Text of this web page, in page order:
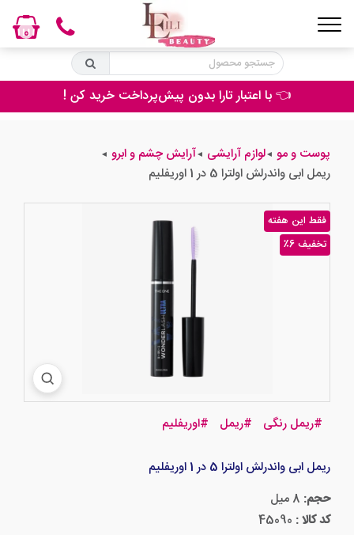
👈 با اعتبار تارا بدون پیش‌پرداخت خرید کن !
0
پوست و مو ◄لوازم آرایشی ◄آرایش چشم و ابرو ◄
ریمل ابی واندرلش اولترا 5 در 1 اوریفلیم
٪6 تخفیف
فقط این هفته
#ریمل رنگی #ریمل #اوریفلیم
ریمل ابی واندرلش اولترا 5 در 1 اوریفلیم
حجم: 8 میل
کد کالا : 45090